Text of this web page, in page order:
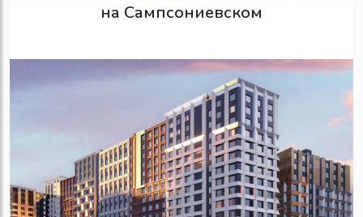
на Сампсониевском